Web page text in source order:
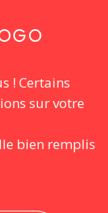
! Certains
sur votre
bien remplis